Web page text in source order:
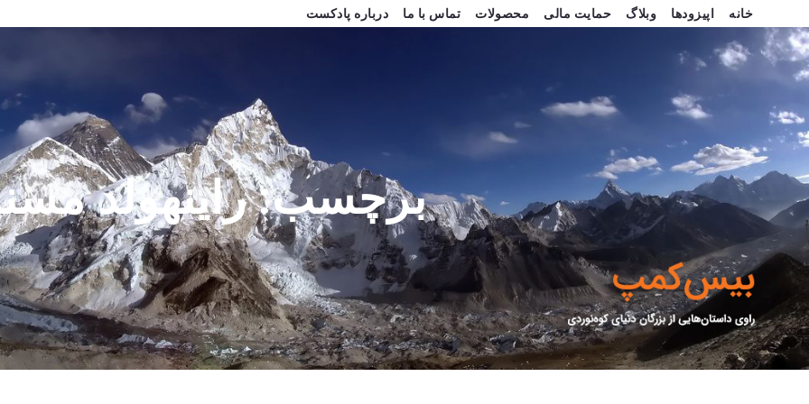
درباره پادکست تماس با ما محصولات حمایت مالی وبلاگ اپیزودها خانه
برچسب:راینهولد